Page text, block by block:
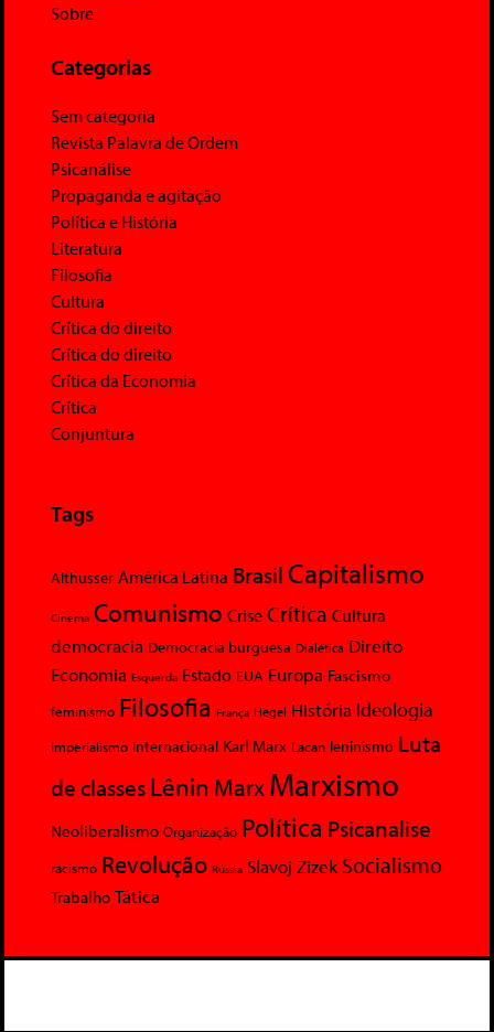
Sobre
Categorias
Sem categoria
Revista Palavra de Ordem
Psicanálise
Propaganda e agitação
Política e História
Literatura
Filosofia
Cultura
Crítica do direito
Crítica do direito
Crítica da Economia
Crítica
Conjuntura
Tags
Althusser América Latina Brasil Capitalismo
Cinema Comunismo Crise Crítica Cultura
democracia Democracia burguesa Dialética Direito
Economia Esquerda Estado EUA Europa Fascismo
feminismo Filosofia França Hegel História Ideologia
Imperialismo Internacional Karl Marx Lacan leninismo Luta
de classesLênin MarxMarxismo
Neoliberalismo Organização Política Psicanalise
racismo Revolução Rússia Slavoj Zizek Socialismo
Trabalho Tática